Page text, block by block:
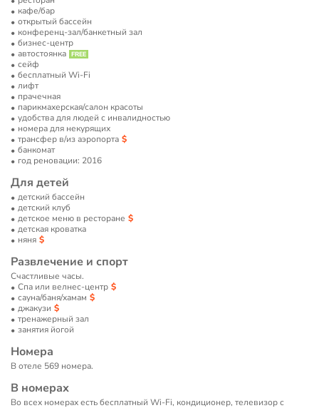
кафе/бар
открытый бассейн
конференц-зал/банкетный зал
бизнес-центр
автостоянка
сейф
бесплатный Wi-Fi
лифт
прачечная
парикмахерская/салон красоты
удобства для людей с инвалидностью
номера для некурящих
трансфер в/из аэропорта
банкомат
год реновации: 2016
Для детей
детский бассейн
детский клуб
детское меню в ресторане
детская кроватка
няня
Развлечение и спорт
Счастливые часы.
Спа или велнес-центр
сауна/баня/хамам
джакузи
тренажерный зал
занятия йогой
Номера
В отеле 569 номера.
В номерах
Во всех номерах есть бесплатный Wi-Fi, кондиционер, телевизор с